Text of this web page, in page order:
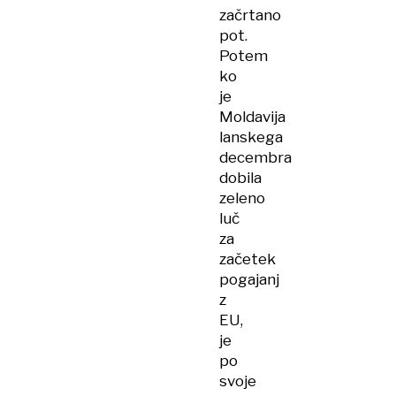
začrtano
pot.
Potem
ko
je
Moldavija
lanskega
decembra
dobila
zeleno
luč
za
začetek
pogajanj
z
EU,
je
po
svoje